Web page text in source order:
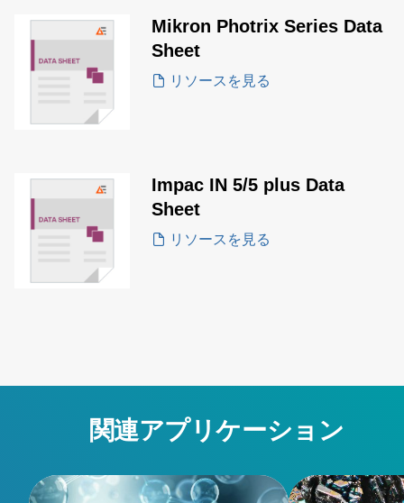
Mikron Photrix Series Data
Sheet
リソースを見る
Impac IN 5/5 plus Data
Sheet
リソースを見る
関連アプリケーション